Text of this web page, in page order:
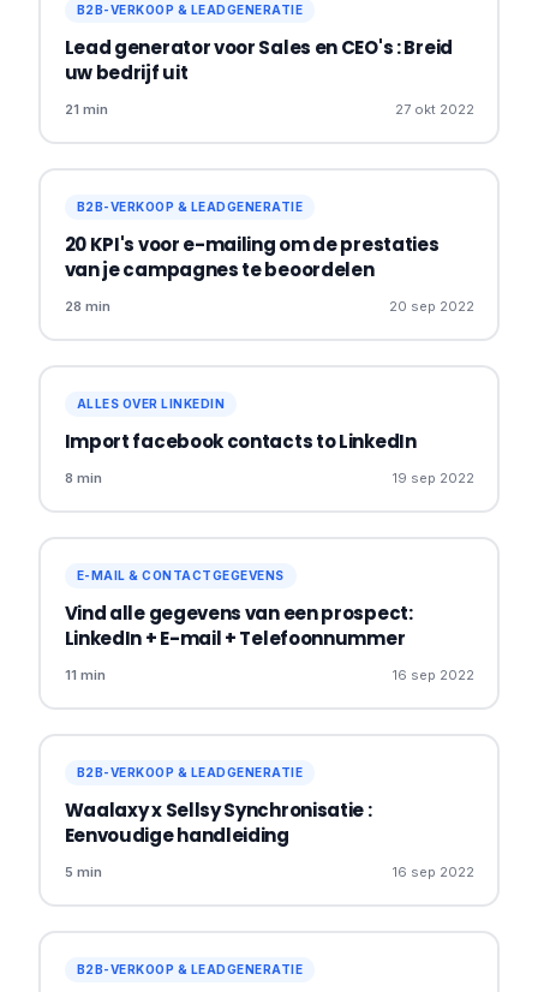
B2B-VERKOOP & LEADGENERATIE
Lead generator voor Sales en CEO's : Breid
uw bedrijf uit
21 min 27 okt 2022
B2B-VERKOOP & LEADGENERATIE
20 KPI's voor e-mailing om de prestaties
van je campagnes te beoordelen
28 min 20 sep 2022
ALLES OVER LINKEDIN
Import facebook contacts to LinkedIn
8 min 19 sep 2022
E-MAIL & CONTACTGEGEVENS
Vind alle gegevens van een prospect:
LinkedIn + E-mail + Telefoonnummer
11 min 16 sep 2022
B2B-VERKOOP & LEADGENERATIE
Waalaxy x Sellsy Synchronisatie :
Eenvoudige handleiding
5 min 16 sep 2022
B2B-VERKOOP & LEADGENERATIE